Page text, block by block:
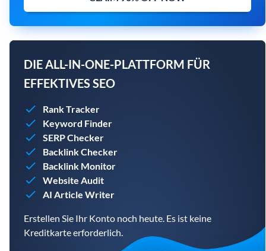
DIE ALL-IN-ONE-PLATTFORM FÜR
EFFEKTIVES SEO
Rank Tracker
Keyword Finder
SERP Checker
Backlink Checker
Backlink Monitor
Website Audit
AI Article Writer
Erstellen Sie Ihr Konto noch heute. Es ist keine
Kreditkarte erforderlich.